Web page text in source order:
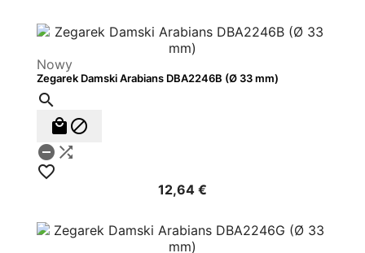
Nowy
Zegarek Damski Arabians DBA2246B (Ø 33 mm)

 
 

12,64 €